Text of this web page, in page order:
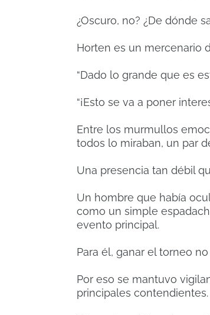
¿Oscuro, no? ¿De dónde
Horten es un mercenario
“Dado lo grande que es
“¡Esto se va a poner
Entre los murmullos
todos lo miraban, un par
Una presencia tan débil
Un hombre que había
como un simple
evento principal.
Para él, ganar el torneo
Por eso se mantuvo
principales contendientes.